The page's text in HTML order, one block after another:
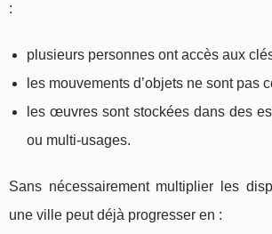
:
plusieurs personnes ont accès aux
les mouvements d’objets ne sont pas
les œuvres sont stockées dans des
ou multi-usages.
Sans nécessairement multiplier les
une ville peut déjà progresser en :